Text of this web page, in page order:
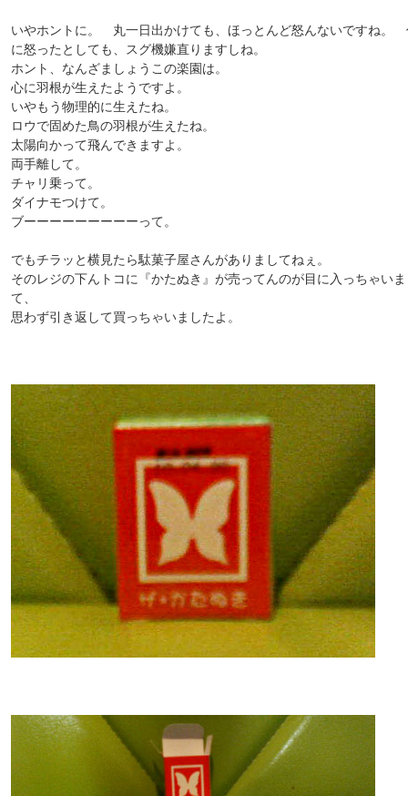
いやホントに。 丸一日出かけても、ほっとんど怒んないですね。
に怒ったとしても、スグ機嫌直りますしね。
ホント、なんざましょうこの楽園は。
心に羽根が生えたようですよ。
いやもう物理的に生えたね。
ロウで固めた鳥の羽根が生えたね。
太陽向かって飛んできますよ。
両手離して。
チャリ乗って。
ダイナモつけて。
ブーーーーーーーーーって。
でもチラッと横見たら駄菓子屋さんがありましてねぇ。
そのレジの下んトコに『かたぬき』が売ってんのが目に入っちゃい
て、
思わず引き返して買っちゃいましたよ。